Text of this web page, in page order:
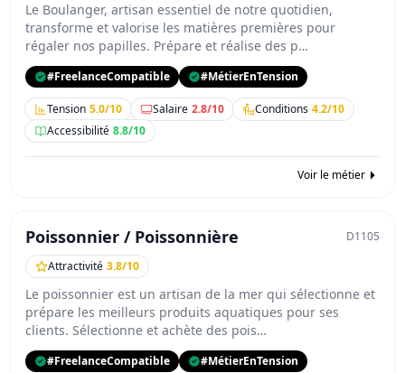
Le Boulanger, artisan essentiel de notre quotidien,
transforme et valorise les matières premières pour
régaler nos papilles. Prépare et réalise des p…
#FreelanceCompatible #MétierEnTension
Tension 5.0/10 Salaire 2.8/10 Conditions 4.2/10
Accessibilité 8.8/10
Voir le métier
Poissonnier / Poissonnière
D1105
Attractivité 3.8/10
Le poissonnier est un artisan de la mer qui sélectionne et
prépare les meilleurs produits aquatiques pour ses
clients. Sélectionne et achète des pois…
#FreelanceCompatible #MétierEnTension